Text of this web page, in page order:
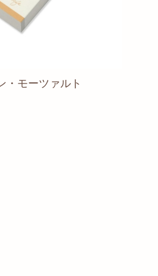
モーツァルト